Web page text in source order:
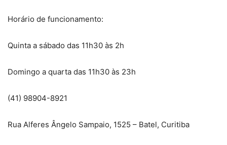
Horário de funcionamento:
Quinta a sábado das 11h30 às 2h
Domingo a quarta das 11h30 às 23h
(41) 98904-8921
Rua Alferes Ângelo Sampaio, 1525 – Batel, Curitiba